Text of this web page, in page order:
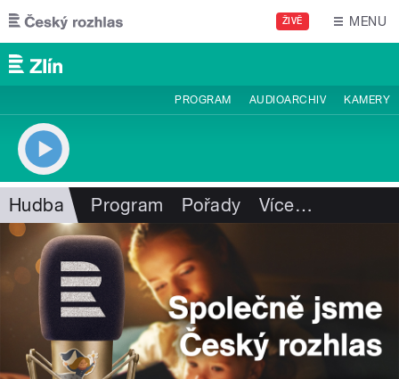
Přejít k hlavnímu obsahu
ŽIVĚ MENU
PROGRAM AUDIOARCHIV KAMERY
Hudba Program Pořady Více…